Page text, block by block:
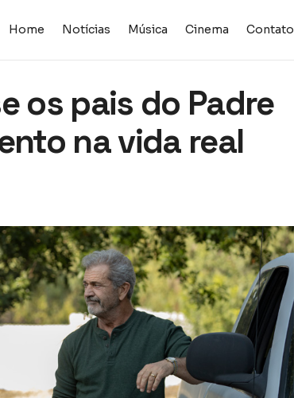
Home Notícias Música Cinema Contato
os pais do Padre
na vida real